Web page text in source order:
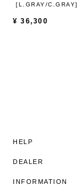
[L.GRAY/C.GRAY]
¥ 36,300
HELP
DEALER
INFORMATION